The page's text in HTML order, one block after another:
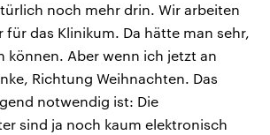
noch mehr drin. Wir arbeiten
für das Klinikum. Da hätte man sehr,
können. Aber wenn ich jetzt an
Richtung Weihnachten. Das
notwendig ist: Die
sind ja noch kaum elektronisch